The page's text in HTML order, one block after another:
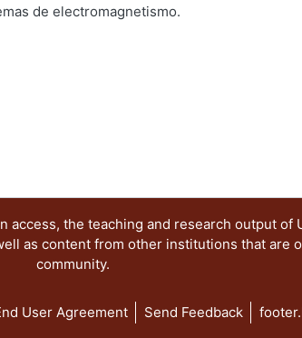
de electromagnetismo.
the teaching and research output of
as content from other institutions that are
community.
User Agreement Send Feedback